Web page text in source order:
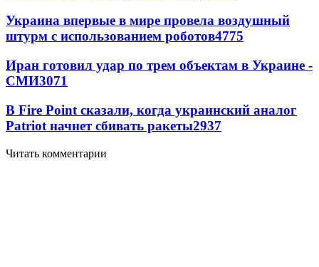
Украина впервые в мире провела воздушный
штурм с использованием роботов4775
Иран готовил удар по трем объектам в Украине -
СМИ3071
В Fire Point сказали, когда украинский аналог
Patriot начнет сбивать ракеты2937
Читать комментарии